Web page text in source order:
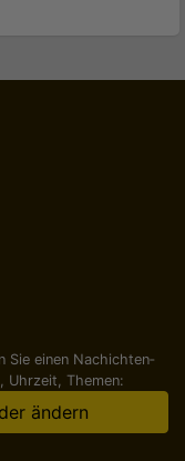
Sie einen Nachichten­
Uhrzeit, Themen:
ändern